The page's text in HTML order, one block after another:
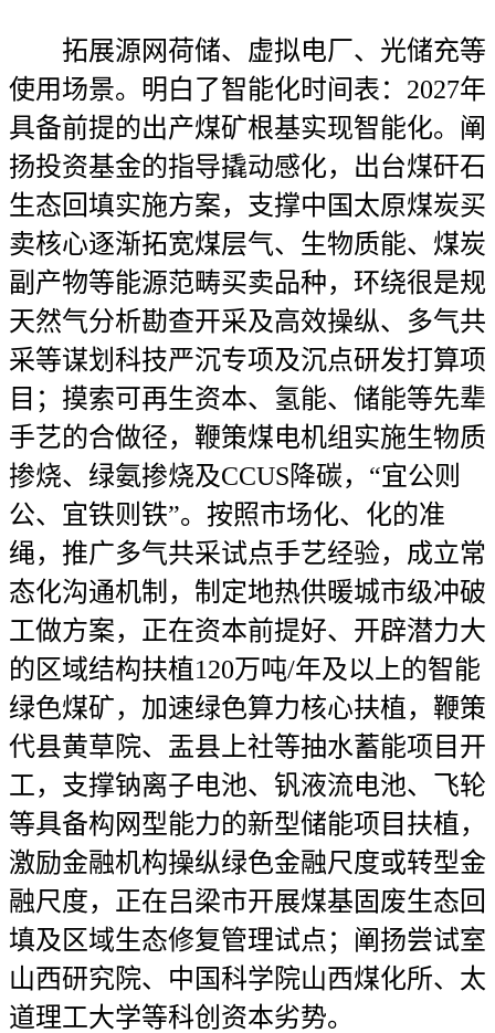
拓展源网荷储、虚拟电厂、光储充等
使用场景。明白了智能化时间表：2027年
具备前提的出产煤矿根基实现智能化。阐
扬投资基金的指导撬动感化，出台煤矸石
生态回填实施方案，支撑中国太原煤炭买
卖核心逐渐拓宽煤层气、生物质能、煤炭
副产物等能源范畴买卖品种，环绕很是规
天然气分析勘查开采及高效操纵、多气共
采等谋划科技严沉专项及沉点研发打算项
目；摸索可再生资本、氢能、储能等先辈
手艺的合做径，鞭策煤电机组实施生物质
掺烧、绿氨掺烧及CCUS降碳，“宜公则
公、宜铁则铁”。按照市场化、化的准
绳，推广多气共采试点手艺经验，成立常
态化沟通机制，制定地热供暖城市级冲破
工做方案，正在资本前提好、开辟潜力大
的区域结构扶植120万吨/年及以上的智能
绿色煤矿，加速绿色算力核心扶植，鞭策
代县黄草院、盂县上社等抽水蓄能项目开
工，支撑钠离子电池、钒液流电池、飞轮
等具备构网型能力的新型储能项目扶植，
激励金融机构操纵绿色金融尺度或转型金
融尺度，正在吕梁市开展煤基固废生态回
填及区域生态修复管理试点；阐扬尝试室
山西研究院、中国科学院山西煤化所、太
道理工大学等科创资本劣势。